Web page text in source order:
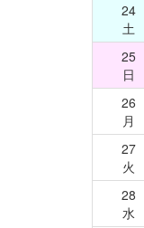
24
土
25
日
26
月
27
火
28
水